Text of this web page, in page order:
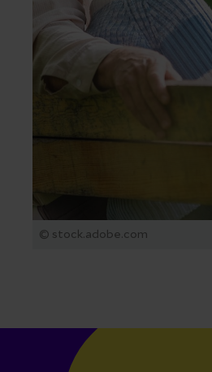
© stock.adobe.com